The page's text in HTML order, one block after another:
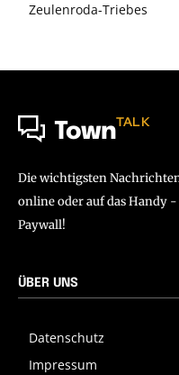
Zeulenroda-Triebes
TownTALK
Die wichtigsten
online oder auf das Handy
Paywall!
ÜBER UNS
Datenschutz
Impressum